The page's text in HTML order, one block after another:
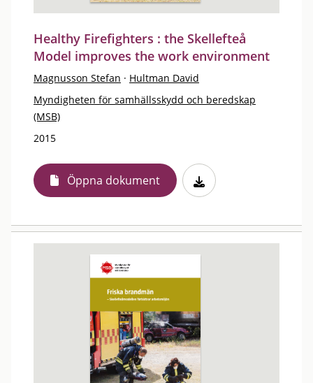
Healthy Firefighters : the Skellefteå
Model improves the work environment
Magnusson Stefan · Hultman David
Myndigheten för samhällsskydd och beredskap
(MSB)
2015
Öppna dokument